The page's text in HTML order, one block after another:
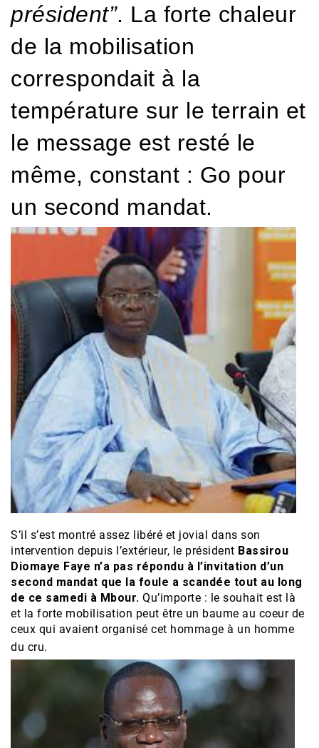
président”. La forte chaleur
de la mobilisation
correspondait à la
température sur le terrain et
le message est resté le
même, constant : Go pour
un second mandat.
S’il s’est montré assez libéré et jovial dans son
intervention depuis l’extérieur, le président Bassirou
Diomaye Faye n’a pas répondu à l’invitation d’un
second mandat que la foule a scandée tout au long
de ce samedi à Mbour. Qu’importe : le souhait est là
et la forte mobilisation peut être un baume au coeur de
ceux qui avaient organisé cet hommage à un homme
du cru.